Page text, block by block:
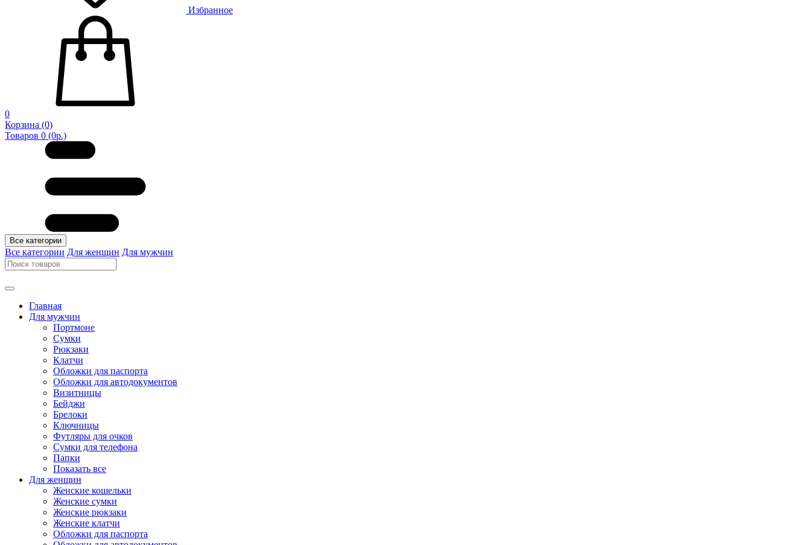
Избранное
0
Корзина (0)
Товаров 0 (0р.)
Все категории
Все категории Для женщин Для мужчин
Главная
Для мужчин
Портмоне
Сумки
Рюкзаки
Клатчи
Обложки для паспорта
Обложки для автодокументов
Визитницы
Бейджи
Брелоки
Ключницы
Футляры для очков
Сумки для телефона
Папки
Показать все
Для женщин
Женские кошельки
Женские сумки
Женские рюкзаки
Женские клатчи
Обложки для паспорта